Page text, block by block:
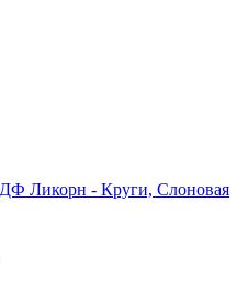
Ликорн - Круги, Слоновая